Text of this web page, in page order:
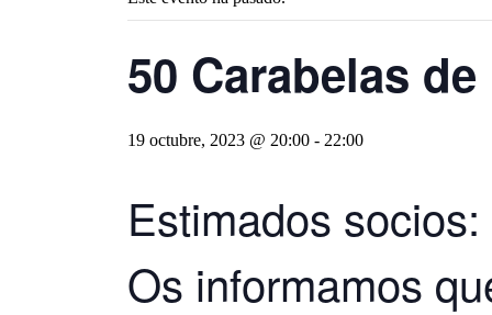
50 Carabelas
19 octubre, 2023 @ 20:00 - 22:00
Estimados socios:
Os informamos